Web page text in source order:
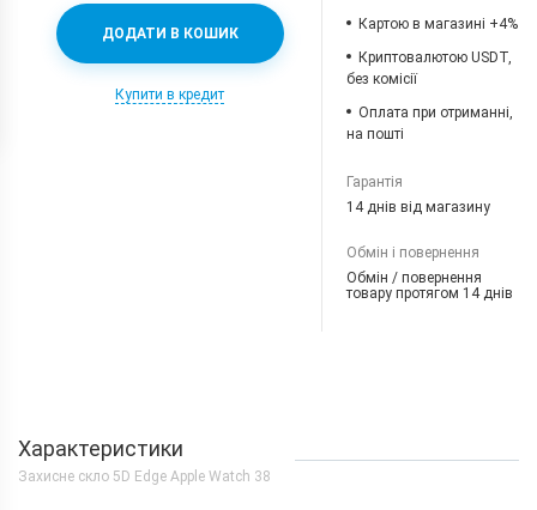
ДОДАТИ В КОШИК
Купити в кредит
Картою в магазині +4%
Криптовалютою USDT,
без комісії
Оплата при отриманні,
на пошті
Гарантія
14 днів від магазину
Обмін і повернення
Обмін / повернення
товару протягом 14 днів
Характеристики
Захисне скло 5D Edge Apple Watch 38